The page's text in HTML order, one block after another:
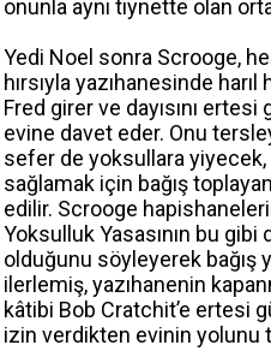
onunla aynı tıynette olan
Yedi Noel sonra Scrooge,
hırsıyla yazıhanesinde
Fred girer ve dayısını
evine davet eder. Onu
sefer de yoksullara yiyecek,
sağlamak için bağış
edilir. Scrooge
Yoksulluk Yasasının bu
olduğunu söyleyerek bağış
ilerlemiş, yazıhanenin
kâtibi Bob Cratchit’e ertesi
izin verdikten evinin yolunu